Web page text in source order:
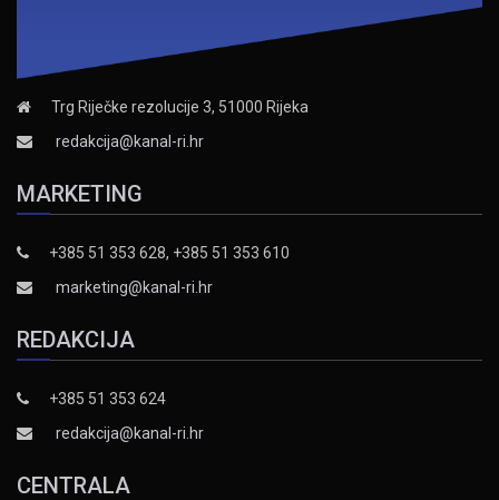
Trg Riječke rezolucije 3, 51000 Rijeka
redakcija@kanal-ri.hr
MARKETING
+385 51 353 628, +385 51 353 610
marketing@kanal-ri.hr
REDAKCIJA
+385 51 353 624
redakcija@kanal-ri.hr
CENTRALA